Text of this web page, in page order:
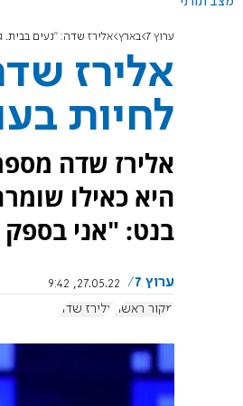
ערוץ 7 בארץ אלירז שדה: "נעים בבית.
אלירז
לחיות
אלירז שדה
היא כאילו
בנט: "אני
ערוץ 7
27.05.22, 9:42
מקור ראשון
אלירז שדה